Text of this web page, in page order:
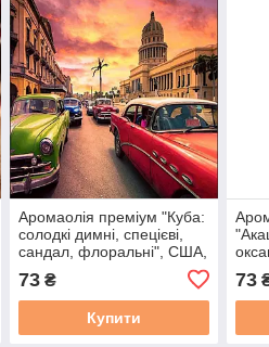
Аромаолія преміум "Куба:
солодкі димні, спецієві,
сандал, флоральні", США,
Flaming candle
73₴
Купити
73